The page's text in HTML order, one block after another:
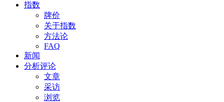
指数
牌价
关于指数
方法论
FAQ
新闻
分析评论
文章
采访
浏览